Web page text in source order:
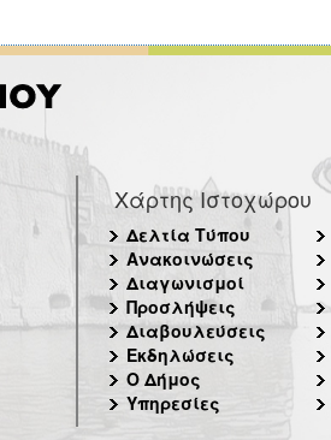
Χάρτης Ιστοχώρου
Δελτία Τύπου
Ανακοινώσεις
Διαγωνισμοί
Προσλήψεις
Διαβουλεύσεις
Εκδηλώσεις
Ο Δήμος
Υπηρεσίες